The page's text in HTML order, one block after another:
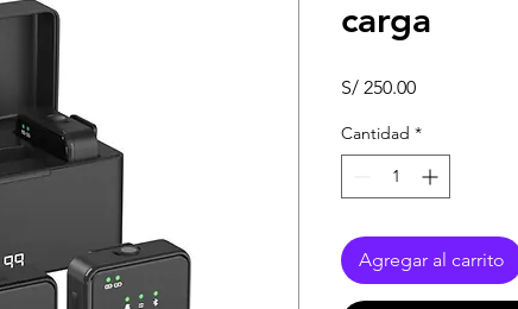
carga
S/ 250.00Precio
Cantidad *
Agregar al carrito